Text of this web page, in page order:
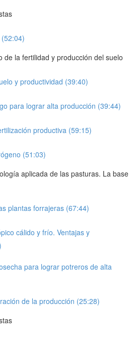
de la fertilidad y producción del suelo
y productividad (39:40)
para lograr alta producción (39:44)
productiva (59:15)
(51:03)
aplicada de las pasturas. La base
plantas forrajeras (67:44)
cálido y frío. Ventajas y
para lograr potreros de alta
de la producción (25:28)